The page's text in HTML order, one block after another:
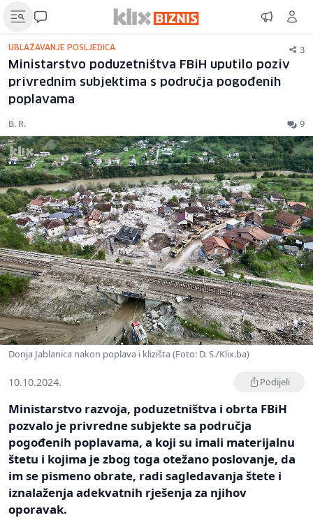
UBLAŽAVANJE POSLJEDICA 3
Ministarstvo poduzetništva FBiH uputilo poziv
privrednim subjektima s područja pogođenih
poplavama
B. R. 9
Donja Jablanica nakon poplava i klizišta (Foto: D. S./Klix.ba)
10.10.2024. Podijeli
Ministarstvo razvoja, poduzetništva i obrta FBiH
pozvalo je privredne subjekte sa područja
pogođenih poplavama, a koji su imali materijalnu
štetu i kojima je zbog toga otežano poslovanje, da
im se pismeno obrate, radi sagledavanja štete i
iznalaženja adekvatnih rješenja za njihov
oporavak.